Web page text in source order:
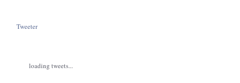
Tweeter
loading tweets...